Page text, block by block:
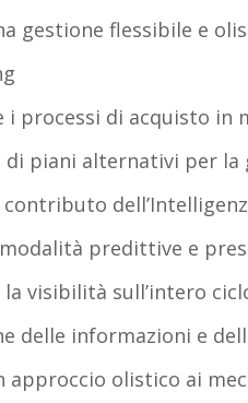
gestione flessibile e
i processi di acquisto in
di piani alternativi per la
predittive e
la visibilità sull’intero
delle informazioni e
approccio olistico ai